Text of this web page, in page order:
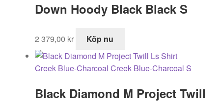
Down Hoody Black Black S
2 379,00 kr Köp nu
Black Diamond M Project Twill